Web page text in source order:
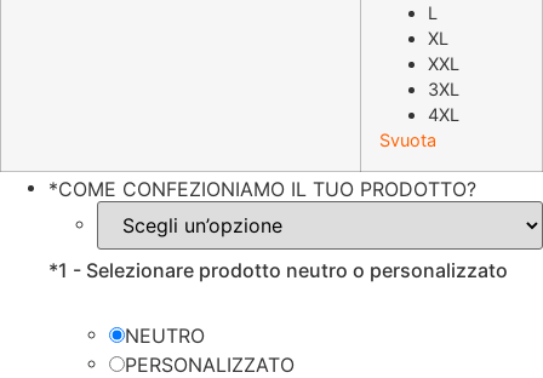
L
XL
XXL
3XL
4XL
Svuota
*COME CONFEZIONIAMO IL TUO PRODOTTO?
*1 - Selezionare prodotto neutro o personalizzato
NEUTRO
PERSONALIZZATO